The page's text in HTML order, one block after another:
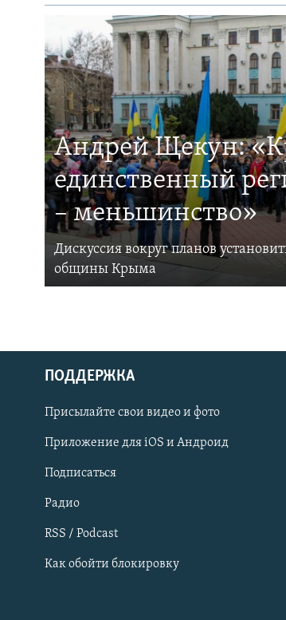
Українською
Qırımtatar
ПРИСОЕДИНЯЙТЕСЬ!
Андрей Щекун:
единственный
– меньшинство»
Дискуссия вокруг планов
общины Крыма
ПОДДЕРЖКА
Присылайте свои видео и фото
Приложение для iOS и Андроид
Подписаться
Радио
RSS / Podcast
Как обойти блокировку